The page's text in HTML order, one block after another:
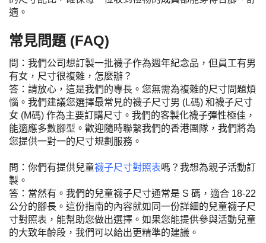
適。
常見問題 (FAQ)
問：我們公司想訂製一批襪子作為週年紀念品，但員工有男
有女，尺寸很複雜，怎麼辦？
答：請放心，這是我們的專長。您無需為複雜的尺寸問題煩
惱。我們建議您選擇最常見的襪子尺寸男 (L碼) 和襪子尺寸
女 (M碼) 作為主要訂購尺寸。我們的客製化襪子彈性極佳，
能適應多數腳型。歡迎隨時聯繫我們的香港團隊，我們將為
您提供一對一的尺寸規劃服務。
問：你們有提供兒童襪子尺寸對照表嗎？我想為親子活動訂
製。
答：當然有。我們的兒童襪子尺寸通常是 S 碼，適合 18-22
公分的腳長。這份指南的內容就如同一份詳細的兒童襪子尺
寸對照表，能幫助您做出選擇。如果您能提供參與活動兒童
的大致年齡段，我們可以給出更精準的建議。